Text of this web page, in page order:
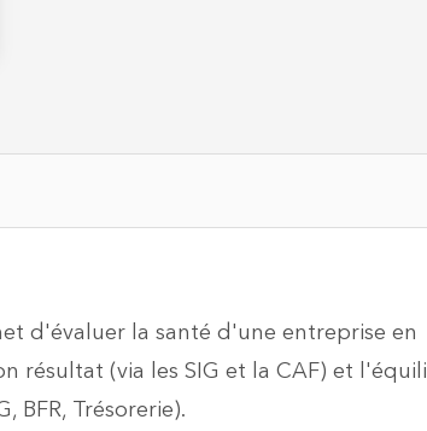
d'évaluer la santé d'une entreprise en
résultat (via les SIG et la CAF) et
BFR, Trésorerie).